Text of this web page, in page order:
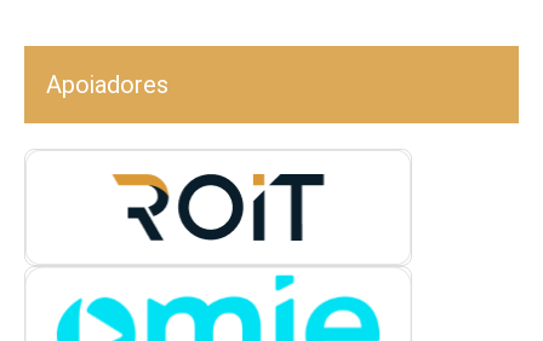
Apoiadores